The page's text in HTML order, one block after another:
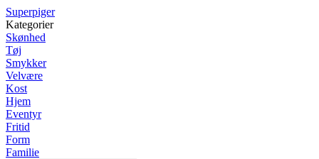
Superpiger
Kategorier
Skønhed
Tøj
Smykker
Velvære
Kost
Hjem
Eventyr
Fritid
Form
Familie